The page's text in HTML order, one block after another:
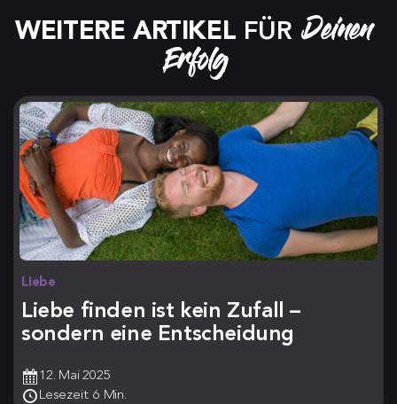
WEITERE ARTIKEL FÜR Deinen
Erfolg
Liebe
Liebe finden ist kein Zufall –
sondern eine Entscheidung
12. Mai 2025
Lesezeit: 6 Min.